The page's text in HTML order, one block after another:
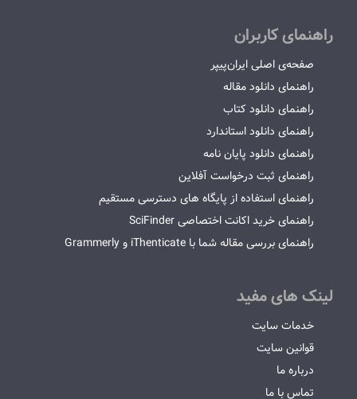
راهنمای کاربران
صفحه‌ی اصلی ایران‌پیپر
راهنمای دانلود مقاله
راهنمای دانلود کتاب
راهنمای دانلود استاندارد
راهنمای دانلود پایان نامه
راهنمای ثبت درخواست آفلاین
راهنمای استفاده از پایگاه های دسترسی مستقیم
راهنمای خرید اکانت اختصاصی SciFinder
راهنمای بررسی مقاله شما با iThenticate و Grammerly
لینک های مفید
خدمات سایت
قوانین سایت
درباره ما
تماس با ما